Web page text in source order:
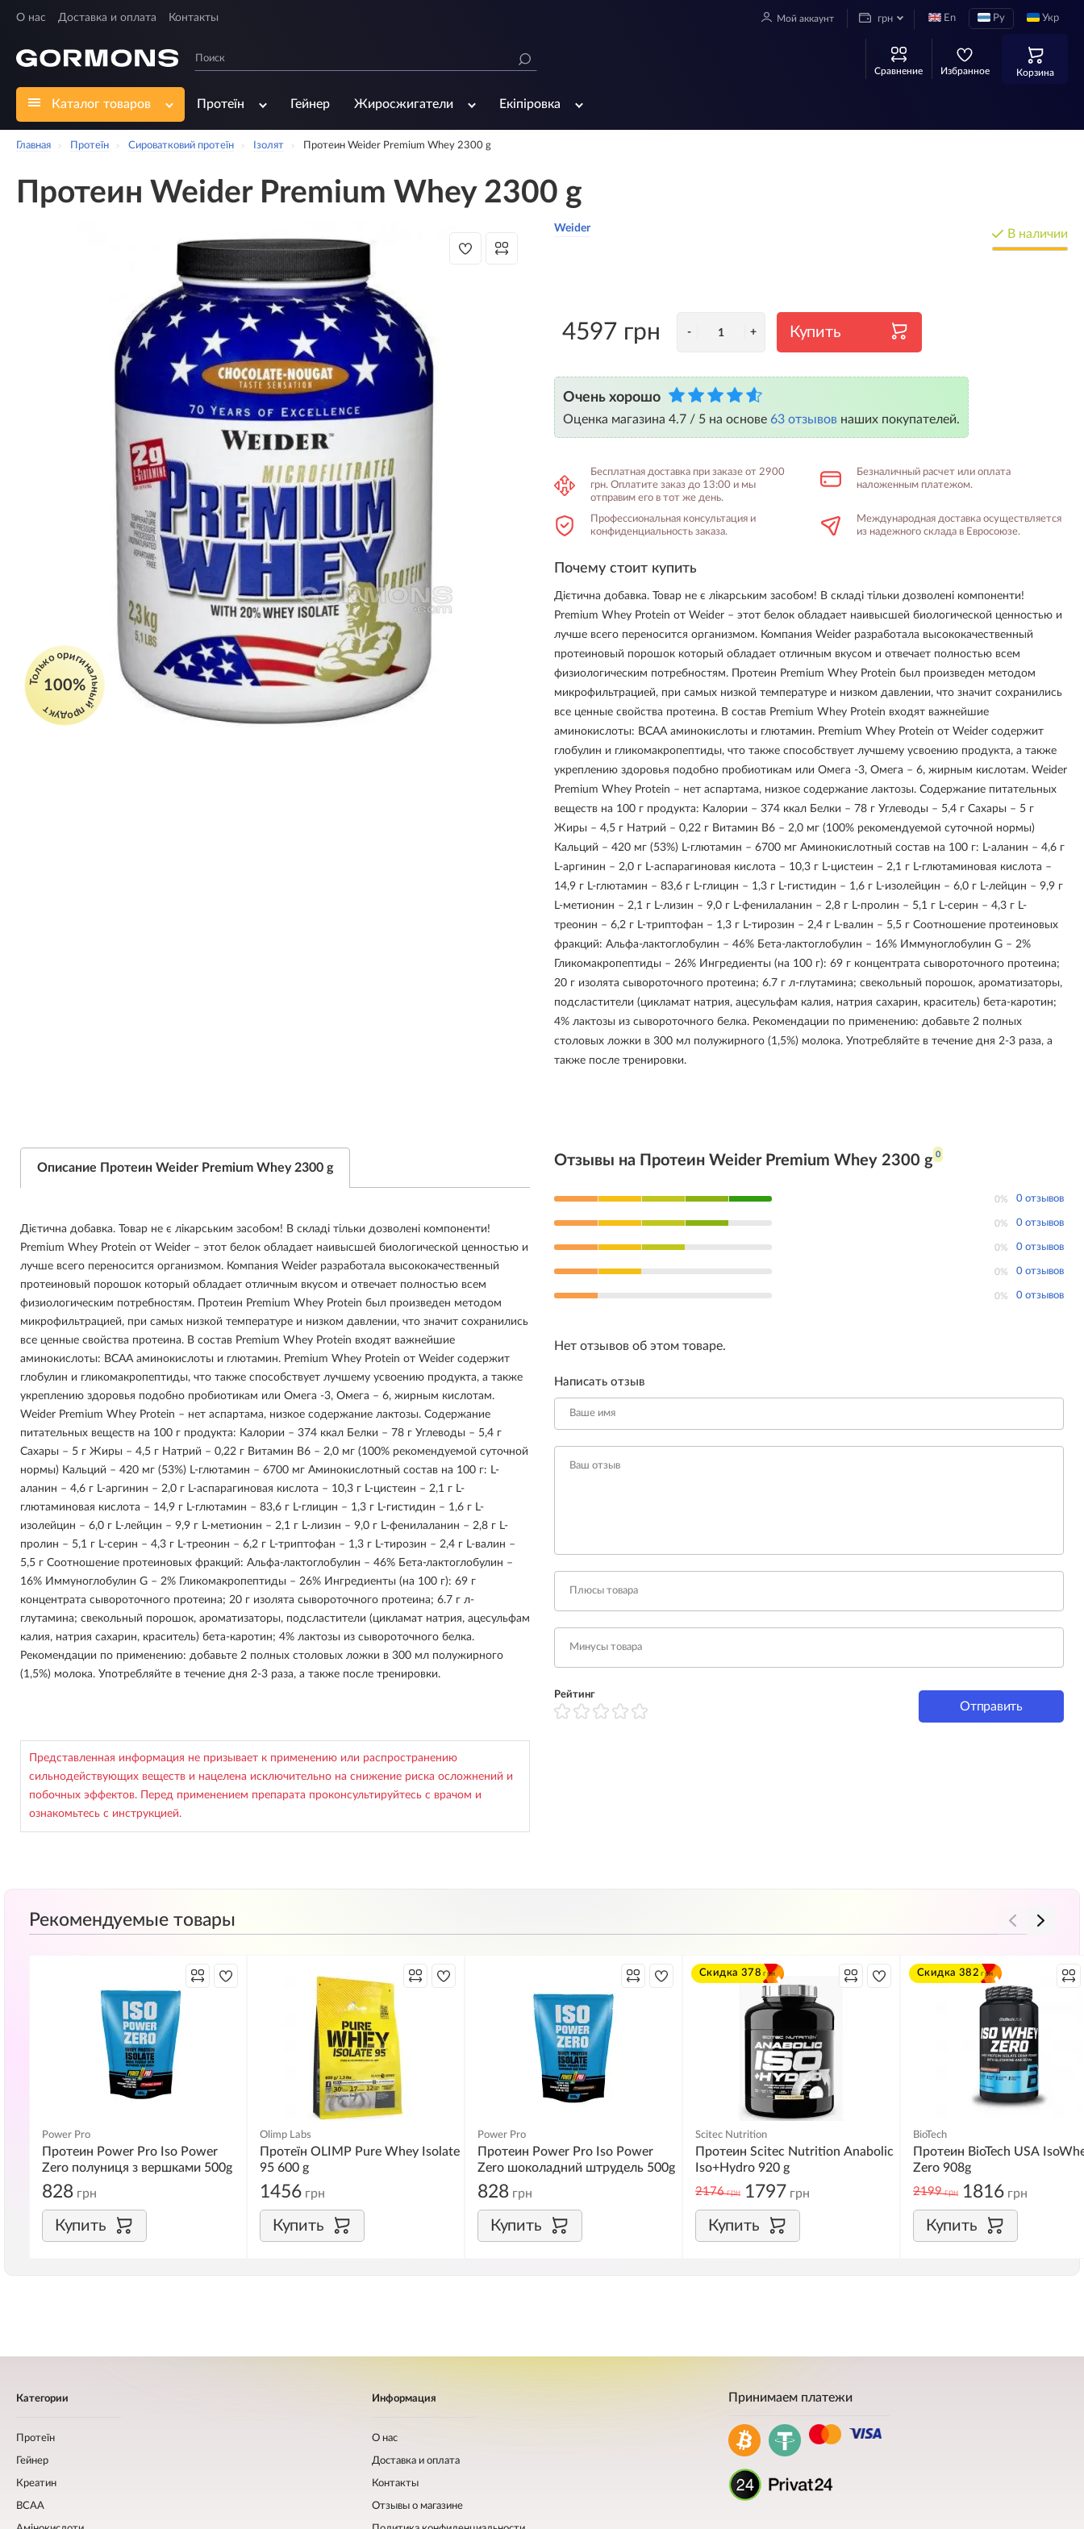
О нас Доставка и оплата Контакты Мой аккаунт грн Укр
Ру
En
Сравнение Избранное Корзина
Каталог товаров Протеїн Гейнер Жиросжигатели Екіпіровка
Главная Протеїн Сироватковий протеїн Ізолят Протеин Weider Premium Whey 2300 g
Протеин Weider Premium Whey 2300 g
Только оригинальный продукт
100%
Weider В наличии
4597 грн Купить
Очень хорошо
Оценка магазина 4.7 / 5 на основе 63 отзывов наших покупателей.
Бесплатная доставка при заказе от 2900
грн. Оплатите заказ до 13:00 и мы
отправим его в тот же день.
Безналичный расчет или оплата
наложенным платежом.
Профессиональная консультация и
конфиденциальность заказа.
Международная доставка осуществляется
из надежного склада в Евросоюзе.
Почему стоит купить
Дієтична добавка. Товар не є лікарським засобом! В складі тільки дозволені компоненти!
Premium Whey Protein от Weider – этот белок обладает наивысшей биологической ценностью и
лучше всего переносится организмом. Компания Weider разработала высококачественный
протеиновый порошок который обладает отличным вкусом и отвечает полностью всем
физиологическим потребностям. Протеин Premium Whey Protein был произведен методом
микрофильтрацией, при самых низкой температуре и низком давлении, что значит сохранились
все ценные свойства протеина. В состав Premium Whey Protein входят важнейшие
аминокислоты: ВСАА аминокислоты и глютамин. Premium Whey Protein от Weider содержит
глобулин и гликомакропептиды, что также способствует лучшему усвоению продукта, а также
укреплению здоровья подобно пробиотикам или Омега -3, Омега – 6, жирным кислотам. Weider
Premium Whey Protein – нет аспартама, низкое содержание лактозы. Содержание питательных
веществ на 100 г продукта: Калории – 374 ккал Белки – 78 г Углеводы – 5,4 г Сахары – 5 г
Жиры – 4,5 г Натрий – 0,22 г Витамин В6 – 2,0 мг (100% рекомендуемой суточной нормы)
Кальций – 420 мг (53%) L-глютамин – 6700 мг Аминокислотный состав на 100 г: L-аланин – 4,6 г
L-аргинин – 2,0 г L-аспарагиновая кислота – 10,3 г L-цистеин – 2,1 г L-глютаминовая кислота –
14,9 г L-глютамин – 83,6 г L-глицин – 1,3 г L-гистидин – 1,6 г L-изолейцин – 6,0 г L-лейцин – 9,9 г
L-метионин – 2,1 г L-лизин – 9,0 г L-фенилаланин – 2,8 г L-пролин – 5,1 г L-серин – 4,3 г L-
треонин – 6,2 г L-триптофан – 1,3 г L-тирозин – 2,4 г L-валин – 5,5 г Соотношение протеиновых
фракций: Альфа-лактоглобулин – 46% Бета-лактоглобулин – 16% Иммуноглобулин G – 2%
Гликомакропептиды – 26% Ингредиенты (на 100 г): 69 г концентрата сывороточного протеина;
20 г изолята сывороточного протеина; 6.7 г л-глутамина; свекольный порошок, ароматизаторы,
подсластители (цикламат натрия, ацесульфам калия, натрия сахарин, краситель) бета-каротин;
4% лактозы из сывороточного белка. Рекомендации по применению: добавьте 2 полных
столовых ложки в 300 мл полужирного (1,5%) молока. Употребляйте в течение дня 2-3 раза, а
также после тренировки.
Описание Протеин Weider Premium Whey 2300 g
Дієтична добавка. Товар не є лікарським засобом! В складі тільки дозволені компоненти!
Premium Whey Protein от Weider – этот белок обладает наивысшей биологической ценностью и
лучше всего переносится организмом. Компания Weider разработала высококачественный
протеиновый порошок который обладает отличным вкусом и отвечает полностью всем
физиологическим потребностям. Протеин Premium Whey Protein был произведен методом
микрофильтрацией, при самых низкой температуре и низком давлении, что значит сохранились
все ценные свойства протеина. В состав Premium Whey Protein входят важнейшие
аминокислоты: ВСАА аминокислоты и глютамин. Premium Whey Protein от Weider содержит
глобулин и гликомакропептиды, что также способствует лучшему усвоению продукта, а также
укреплению здоровья подобно пробиотикам или Омега -3, Омега – 6, жирным кислотам.
Weider Premium Whey Protein – нет аспартама, низкое содержание лактозы. Содержание
питательных веществ на 100 г продукта: Калории – 374 ккал Белки – 78 г Углеводы – 5,4 г
Сахары – 5 г Жиры – 4,5 г Натрий – 0,22 г Витамин В6 – 2,0 мг (100% рекомендуемой суточной
нормы) Кальций – 420 мг (53%) L-глютамин – 6700 мг Аминокислотный состав на 100 г: L-
аланин – 4,6 г L-аргинин – 2,0 г L-аспарагиновая кислота – 10,3 г L-цистеин – 2,1 г L-
глютаминовая кислота – 14,9 г L-глютамин – 83,6 г L-глицин – 1,3 г L-гистидин – 1,6 г L-
изолейцин – 6,0 г L-лейцин – 9,9 г L-метионин – 2,1 г L-лизин – 9,0 г L-фенилаланин – 2,8 г L-
пролин – 5,1 г L-серин – 4,3 г L-треонин – 6,2 г L-триптофан – 1,3 г L-тирозин – 2,4 г L-валин –
5,5 г Соотношение протеиновых фракций: Альфа-лактоглобулин – 46% Бета-лактоглобулин –
16% Иммуноглобулин G – 2% Гликомакропептиды – 26% Ингредиенты (на 100 г): 69 г
концентрата сывороточного протеина; 20 г изолята сывороточного протеина; 6.7 г л-
глутамина; свекольный порошок, ароматизаторы, подсластители (цикламат натрия, ацесульфам
калия, натрия сахарин, краситель) бета-каротин; 4% лактозы из сывороточного белка.
Рекомендации по применению: добавьте 2 полных столовых ложки в 300 мл полужирного
(1,5%) молока. Употребляйте в течение дня 2-3 раза, а также после тренировки.
Представленная информация не призывает к применению или распространению
сильнодействующих веществ и нацелена исключительно на снижение риска осложнений и
побочных эффектов. Перед применением препарата проконсультируйтесь с врачом и
ознакомьтесь с инструкцией.
Отзывы на Протеин Weider Premium Whey 2300 g 0
0% 0 отзывов
0% 0 отзывов
0% 0 отзывов
0% 0 отзывов
0% 0 отзывов
Нет отзывов об этом товаре.
Написать отзыв
Рейтинг
Отправить
Рекомендуемые товары
Power Pro
Протеин Power Pro Iso Power
Zero полуниця з вершками 500g
828 грн
Купить
Olimp Labs
Протеїн OLIMP Pure Whey Isolate
95 600 g
1456 грн
Купить
Power Pro
Протеин Power Pro Iso Power
Zero шоколадний штрудель 500g
828 грн
Купить
Скидка 378 грн
Scitec Nutrition
Протеин Scitec Nutrition Anabolic
Iso+Hydro 920 g
2176грн 1797 грн
Купить
Скидка 382 грн
BioTech
Протеин BioTech USA
Zero 908g
2199грн 1816 грн
Купить
Категории
Протеїн
Гейнер
Креатин
BCAA
Информация
О нас
Доставка и оплата
Контакты
Отзывы о магазине
Принимаем платежи